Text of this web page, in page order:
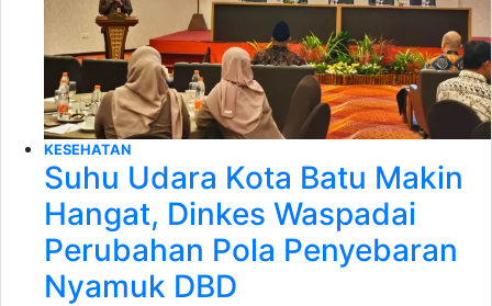
KESEHATAN
Suhu Udara Kota Batu Makin
Hangat, Dinkes Waspadai
Perubahan Pola Penyebaran
Nyamuk DBD